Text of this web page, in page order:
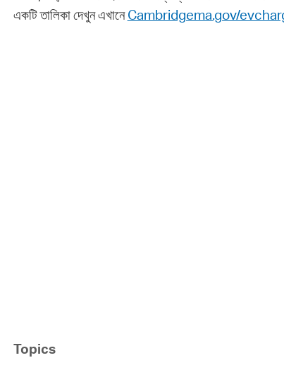
একটি তালিকা দেখুন এখানেCambridgema.gov/
Topics